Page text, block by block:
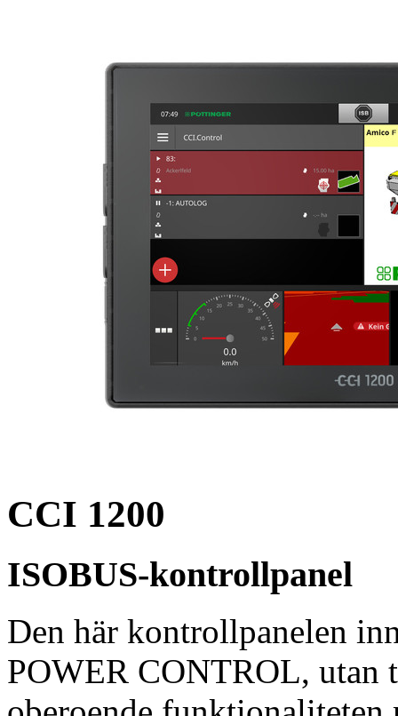
CCI 1200
ISOBUS-kontrollpanel
Den här kontrollpanelen
POWER CONTROL, utan